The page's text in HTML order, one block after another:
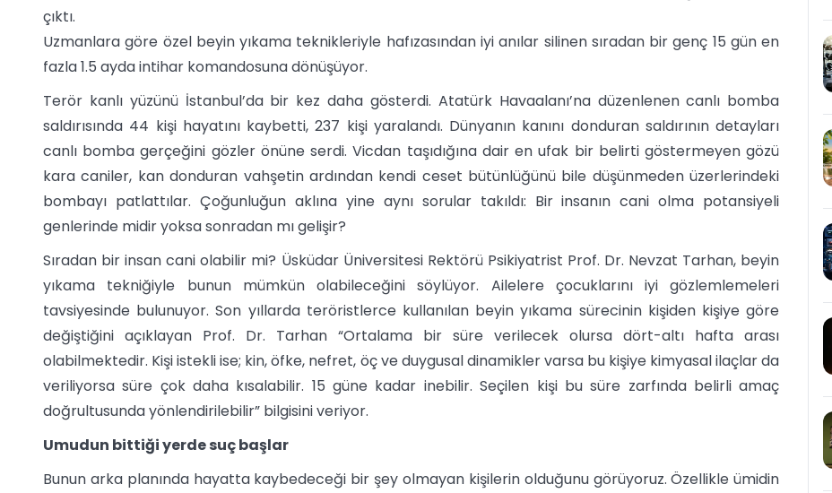
çıktı.
Uzmanlara göre özel beyin yıkama teknikleriyle hafızasından iyi anılar silinen sıradan bir genç 15 gün en
fazla 1.5 ayda intihar komandosuna dönüşüyor.
Terör kanlı yüzünü İstanbul’da bir kez daha gösterdi. Atatürk Havaalanı’na düzenlenen canlı bomba
saldırısında 44 kişi hayatını kaybetti, 237 kişi yaralandı. Dünyanın kanını donduran saldırının detayları
canlı bomba gerçeğini gözler önüne serdi. Vicdan taşıdığına dair en ufak bir belirti göstermeyen gözü
kara caniler, kan donduran vahşetin ardından kendi ceset bütünlüğünü bile düşünmeden üzerlerindeki
bombayı patlattılar. Çoğunluğun aklına yine aynı sorular takıldı: Bir insanın cani olma potansiyeli
genlerinde midir yoksa sonradan mı gelişir?
Sıradan bir insan cani olabilir mi? Üsküdar Üniversitesi Rektörü Psikiyatrist Prof. Dr. Nevzat Tarhan, beyin
yıkama tekniğiyle bunun mümkün olabileceğini söylüyor. Ailelere çocuklarını iyi gözlemlemeleri
tavsiyesinde bulunuyor. Son yıllarda teröristlerce kullanılan beyin yıkama sürecinin kişiden kişiye göre
değiştiğini açıklayan Prof. Dr. Tarhan “Ortalama bir süre verilecek olursa dört-altı hafta arası
olabilmektedir. Kişi istekli ise; kin, öfke, nefret, öç ve duygusal dinamikler varsa bu kişiye kimyasal ilaçlar da
veriliyorsa süre çok daha kısalabilir. 15 güne kadar inebilir. Seçilen kişi bu süre zarfında belirli amaç
doğrultusunda yönlendirilebilir” bilgisini veriyor.
Umudun bittiği yerde suç başlar
Bunun arka planında hayatta kaybedeceği bir şey olmayan kişilerin olduğunu görüyoruz. Özellikle ümidin